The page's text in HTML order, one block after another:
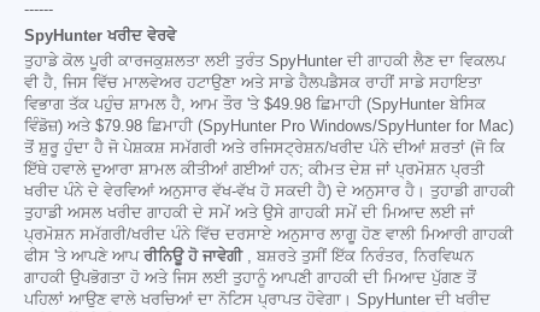
------
SpyHunter ਖਰੀਦ ਵੇਰਵੇ
ਤੁਹਾਡੇ ਕੋਲ ਪੂਰੀ ਕਾਰਜਕੁਸ਼ਲਤਾ ਲਈ ਤੁਰੰਤ SpyHunter ਦੀ ਗਾਹਕੀ ਲੈਣ ਦਾ ਵਿਕਲਪ
ਵੀ ਹੈ, ਜਿਸ ਵਿੱਚ ਮਾਲਵੇਅਰ ਹਟਾਉਣਾ ਅਤੇ ਸਾਡੇ ਹੈਲਪਡੈਸਕ ਰਾਹੀਂ ਸਾਡੇ ਸਹਾਇਤਾ
ਵਿਭਾਗ ਤੱਕ ਪਹੁੰਚ ਸ਼ਾਮਲ ਹੈ, ਆਮ ਤੌਰ 'ਤੇ $49.98 ਛਿਮਾਹੀ (SpyHunter ਬੇਸਿਕ
ਵਿੰਡੋਜ਼) ਅਤੇ $79.98 ਛਿਮਾਹੀ (SpyHunter Pro Windows/SpyHunter for Mac)
ਤੋਂ ਸ਼ੁਰੂ ਹੁੰਦਾ ਹੈ ਜੋ ਪੇਸ਼ਕਸ਼ ਸਮੱਗਰੀ ਅਤੇ ਰਜਿਸਟ੍ਰੇਸ਼ਨ/ਖਰੀਦ ਪੰਨੇ ਦੀਆਂ ਸ਼ਰਤਾਂ (ਜੋ ਕਿ
ਇੱਥੇ ਹਵਾਲੇ ਦੁਆਰਾ ਸ਼ਾਮਲ ਕੀਤੀਆਂ ਗਈਆਂ ਹਨ; ਕੀਮਤ ਦੇਸ਼ ਜਾਂ ਪ੍ਰਮੋਸ਼ਨ ਪ੍ਰਤੀ
ਖਰੀਦ ਪੰਨੇ ਦੇ ਵੇਰਵਿਆਂ ਅਨੁਸਾਰ ਵੱਖ-ਵੱਖ ਹੋ ਸਕਦੀ ਹੈ) ਦੇ ਅਨੁਸਾਰ ਹੈ। ਤੁਹਾਡੀ ਗਾਹਕੀ
ਤੁਹਾਡੀ ਅਸਲ ਖਰੀਦ ਗਾਹਕੀ ਦੇ ਸਮੇਂ ਅਤੇ ਉਸੇ ਗਾਹਕੀ ਸਮੇਂ ਦੀ ਮਿਆਦ ਲਈ ਜਾਂ
ਪ੍ਰਮੋਸ਼ਨ ਸਮੱਗਰੀ/ਖਰੀਦ ਪੰਨੇ ਵਿੱਚ ਦਰਸਾਏ ਅਨੁਸਾਰ ਲਾਗੂ ਹੋਣ ਵਾਲੀ ਮਿਆਰੀ ਗਾਹਕੀ
ਫੀਸ 'ਤੇ ਆਪਣੇ ਆਪ ਰੀਨਿਊ ਹੋ ਜਾਵੇਗੀ, ਬਸ਼ਰਤੇ ਤੁਸੀਂ ਇੱਕ ਨਿਰੰਤਰ, ਨਿਰਵਿਘਨ
ਗਾਹਕੀ ਉਪਭੋਗਤਾ ਹੋ ਅਤੇ ਜਿਸ ਲਈ ਤੁਹਾਨੂੰ ਆਪਣੀ ਗਾਹਕੀ ਦੀ ਮਿਆਦ ਪੁੱਗਣ ਤੋਂ
ਪਹਿਲਾਂ ਆਉਣ ਵਾਲੇ ਖਰਚਿਆਂ ਦਾ ਨੋਟਿਸ ਪ੍ਰਾਪਤ ਹੋਵੇਗਾ। SpyHunter ਦੀ ਖਰੀਦ